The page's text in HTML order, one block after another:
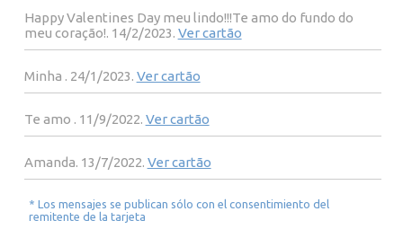
Happy Valentines Day meu lindo!!!Te amo do fundo do
meu coração!. 14/2/2023. Ver cartão
Minha . 24/1/2023. Ver cartão
Te amo . 11/9/2022. Ver cartão
Amanda. 13/7/2022. Ver cartão
* Los mensajes se publican sólo con el consentimiento del
remitente de la tarjeta